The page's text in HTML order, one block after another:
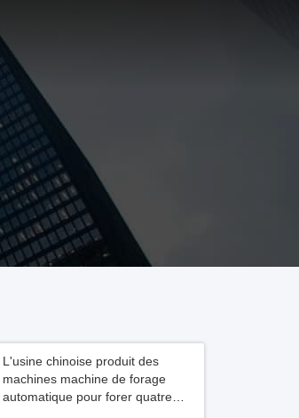
L'usine chinoise produit des
machines machine de forage
automatique pour forer quatre